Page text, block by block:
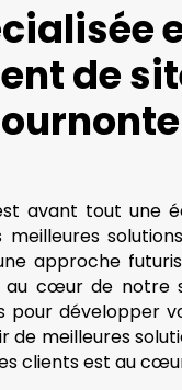
de
avant tout une
approche
cœur de notre
pour développer
de meilleures
clients est au